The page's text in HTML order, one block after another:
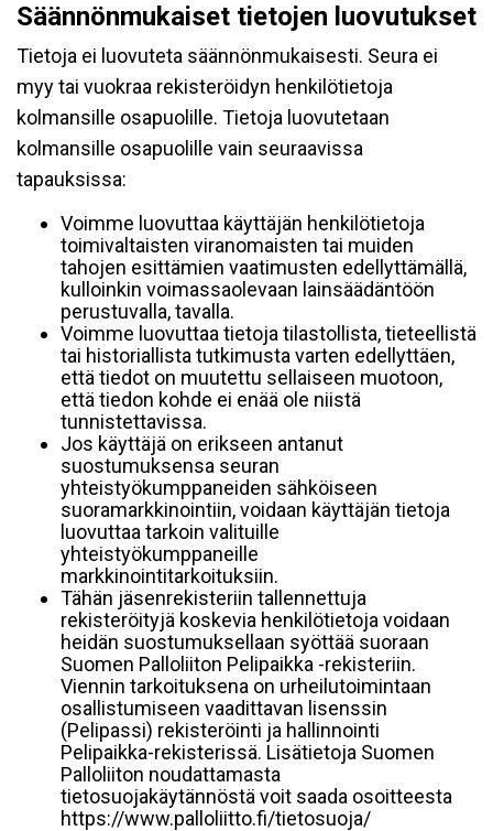
Säännönmukaiset tietojen luovutukset
Tietoja ei luovuteta säännönmukaisesti. Seura ei
myy tai vuokraa rekisteröidyn henkilötietoja
kolmansille osapuolille. Tietoja luovutetaan
kolmansille osapuolille vain seuraavissa
tapauksissa:
Voimme luovuttaa käyttäjän henkilötietoja
toimivaltaisten viranomaisten tai muiden
tahojen esittämien vaatimusten edellyttämällä,
kulloinkin voimassaolevaan lainsäädäntöön
perustuvalla, tavalla.
Voimme luovuttaa tietoja tilastollista, tieteellistä
tai historiallista tutkimusta varten edellyttäen,
että tiedot on muutettu sellaiseen muotoon,
että tiedon kohde ei enää ole niistä
tunnistettavissa.
Jos käyttäjä on erikseen antanut
suostumuksensa seuran
yhteistyökumppaneiden sähköiseen
suoramarkkinointiin, voidaan käyttäjän tietoja
luovuttaa tarkoin valituille
yhteistyökumppaneille
markkinointitarkoituksiin.
Tähän jäsenrekisteriin tallennettuja
rekisteröityjä koskevia henkilötietoja voidaan
heidän suostumuksellaan syöttää suoraan
Suomen Palloliiton Pelipaikka -rekisteriin.
Viennin tarkoituksena on urheilutoimintaan
osallistumiseen vaadittavan lisenssin
(Pelipassi) rekisteröinti ja hallinnointi
Pelipaikka-rekisterissä. Lisätietoja Suomen
Palloliiton noudattamasta
tietosuojakäytännöstä voit saada osoitteesta
https://www.palloliitto.fi/tietosuoja/